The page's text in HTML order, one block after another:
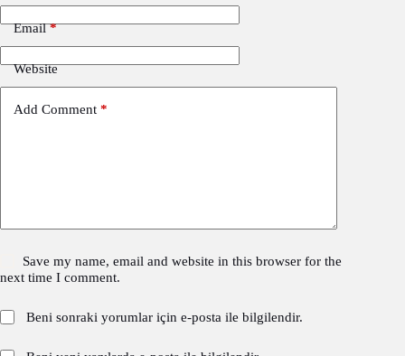
Email*
Website
Add Comment *
Save my name, email and website in this browser for the
next time I comment.
Beni sonraki yorumlar için e-posta ile bilgilendir.